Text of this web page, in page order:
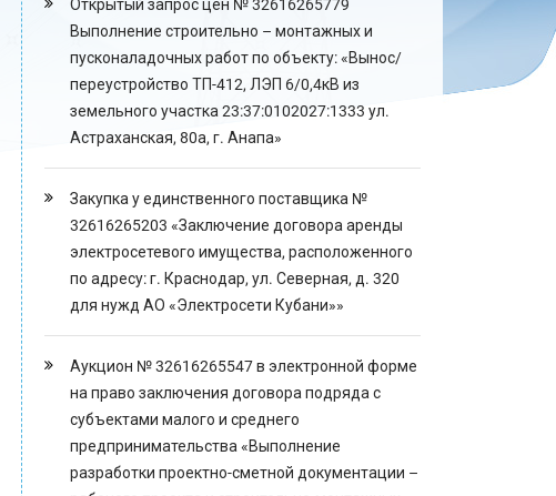
Открытый запрос цен № 32616265779
Выполнение строительно – монтажных и
пусконаладочных работ по объекту: «Вынос/
переустройство ТП-412, ЛЭП 6/0,4кВ из
земельного участка 23:37:0102027:1333 ул.
Астраханская, 80а, г. Анапа»
Закупка у единственного поставщика №
32616265203 «Заключение договора аренды
электросетевого имущества, расположенного
по адресу: г. Краснодар, ул. Северная, д. 320
для нужд АО «Электросети Кубани»»
Аукцион № 32616265547 в электронной форме
на право заключения договора подряда с
субъектами малого и среднего
предпринимательства «Выполнение
разработки проектно-сметной документации –